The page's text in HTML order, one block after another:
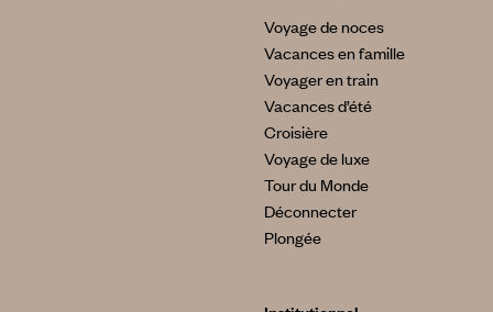
Voyage de noces
Vacances en famille
Voyager en train
Vacances d’été
Croisière
Voyage de luxe
Tour du Monde
Déconnecter
Plongée